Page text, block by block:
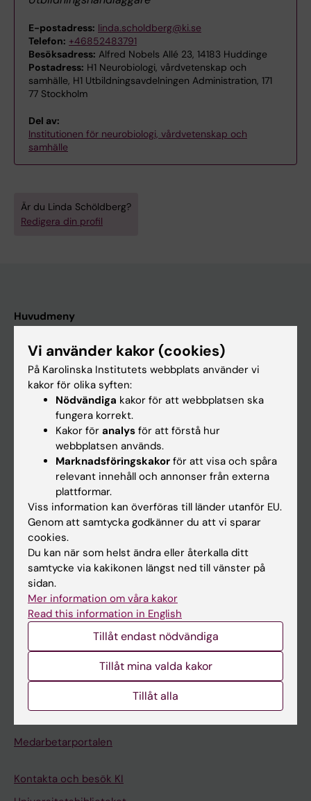
E-postadress: linda.scholdberg@ki.se
Telefon: +46852483791
Besöksadress: Alfred Nobels Allé 23, 14183 Huddinge
Postadress: H1 Neurobiologi, vårdvetenskap och
samhälle, H1 Utbildningsavdelningen Administration, 171
77 Stockholm
Del av:
Institutionen för neurobiologi, vårdvetenskap och
samhälle
Är du Linda Schöldberg?
Redigera din profil
Huvudmeny
Forskarutbildning
Forskning
Kalender
Student
Ladok
Canvas
Schema
Studentmejlen
Kurs- och programwebbar
Medarbetarportalen
Kontakta och besök KI
Vi använder kakor (cookies)
På Karolinska Institutets webbplats använder vi
kakor för olika syften:
Nödvändiga kakor för att webbplatsen ska
fungera korrekt.
Kakor för analys för att förstå hur
webbplatsen används.
Marknadsföringskakor för att visa och spåra
relevant innehåll och annonser från externa
plattformar.
Viss information kan överföras till länder utanför EU.
Genom att samtycka godkänner du att vi sparar
cookies.
Du kan när som helst ändra eller återkalla ditt
samtycke via kakikonen längst ned till vänster på
sidan.
Mer information om våra kakor
Read this information in English
Tillåt endast nödvändiga
Tillåt mina valda kakor
Tillåt alla